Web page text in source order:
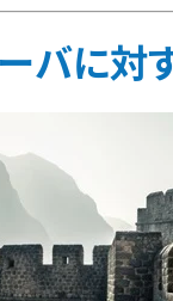
バに対